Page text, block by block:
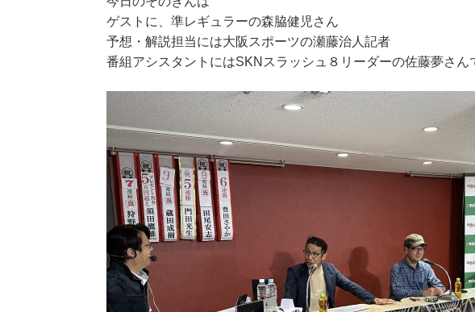
ゲストに、準レギュラーの森脇健児さん
予想・解説担当には大阪スポーツの瀬藤治人記者
番組アシスタントにはSKNスラッシュ８リーダーの佐藤夢さん